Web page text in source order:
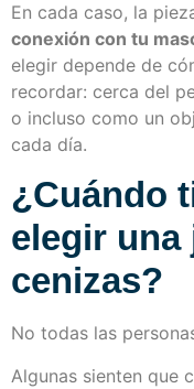
En cada caso, la
conexión con tu
elegir depende de
recordar: cerca del
o incluso como un
cada día.
¿Cuándo
elegir una
cenizas?
No todas las
Algunas sienten que